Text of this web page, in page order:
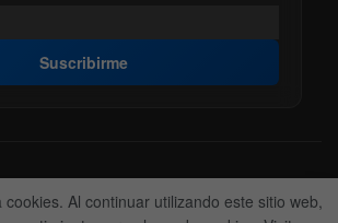
Suscribirme
Politica Editorial
Nuestro Equipo
cookies. Al continuar utilizando este sitio web,